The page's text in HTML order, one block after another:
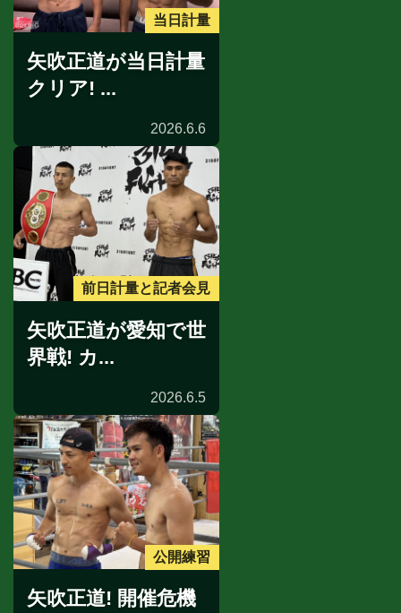
当日計量
矢吹正道が当日計量
クリア! ...
2026.6.6
前日計量と記者会見
矢吹正道が愛知で世
界戦! カ...
2026.6.5
公開練習
矢吹正道! 開催危機